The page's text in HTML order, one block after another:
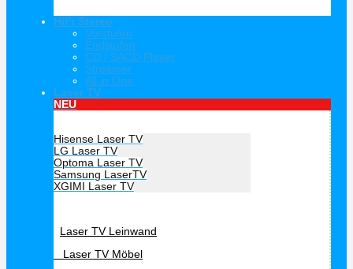
HiFi Stereo
Vorstufen
Endstufen
CD / SACD Player
Streamer
All in One
Laser TV
NEU
Hisense Laser TV
LG Laser TV
Optoma Laser TV
Samsung LaserTV
XGIMI Laser TV
Laser TV Leinwand
Laser TV Möbel